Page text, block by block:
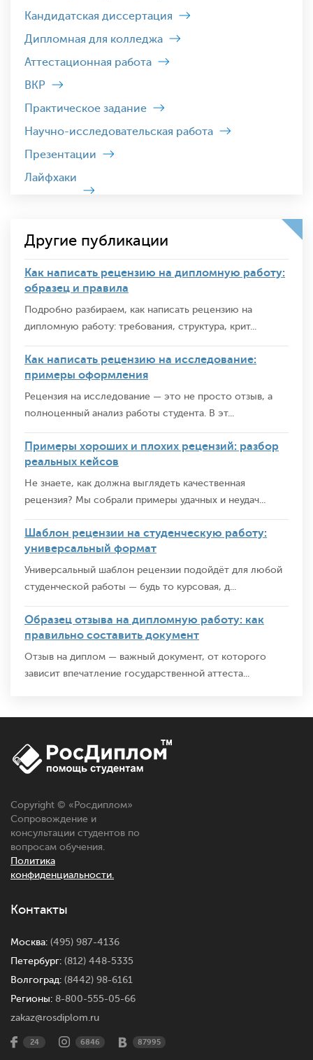
Кандидатская диссертация
Дипломная для колледжа
Аттестационная работа
ВКР
Практическое задание
Научно-исследовательская работа
Презентации
Лайфхаки
Другие публикации
Как написать рецензию на дипломную работу:
образец и правила
Подробно разбираем, как написать рецензию на
дипломную работу: требования, структура, крит...
Как написать рецензию на исследование:
примеры оформления
Рецензия на исследование — это не просто отзыв, а
полноценный анализ работы студента. В эт...
Примеры хороших и плохих рецензий: разбор
реальных кейсов
Не знаете, как должна выглядеть качественная
рецензия? Мы собрали примеры удачных и неудач...
Шаблон рецензии на студенческую работу:
универсальный формат
Универсальный шаблон рецензии подойдёт для любой
студенческой работы — будь то курсовая, д...
Образец отзыва на дипломную работу: как
правильно составить документ
Отзыв на диплом — важный документ, от которого
зависит впечатление государственной аттеста...
Copyright © «Росдиплом»
Сопровождение и
консультации студентов по
вопросам обучения.
Политика
конфиденциальности.
Контакты
Москва: (495) 987-4136
Петербург: (812) 448-5335
Волгоград: (8442) 98-6161
Регионы: 8-800-555-05-66
zakaz@rosdiplom.ru
24 6846 87995